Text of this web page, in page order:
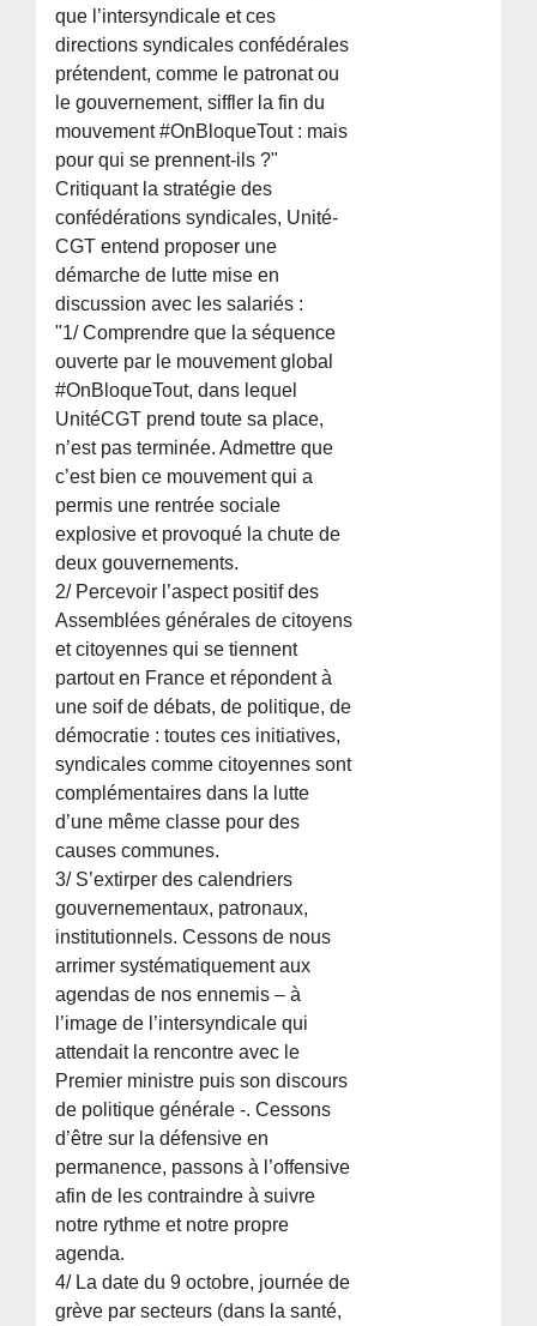
que l’intersyndicale et ces
directions syndicales confédérales
prétendent, comme le patronat ou
le gouvernement, siffler la fin du
mouvement #OnBloqueTout : mais
pour qui se prennent-ils ?"
Critiquant la stratégie des
confédérations syndicales, Unité-
CGT entend proposer une
démarche de lutte mise en
discussion avec les salariés :
"1/ Comprendre que la séquence
ouverte par le mouvement global
#OnBloqueTout, dans lequel
UnitéCGT prend toute sa place,
n’est pas terminée. Admettre que
c’est bien ce mouvement qui a
permis une rentrée sociale
explosive et provoqué la chute de
deux gouvernements.
2/ Percevoir l’aspect positif des
Assemblées générales de citoyens
et citoyennes qui se tiennent
partout en France et répondent à
une soif de débats, de politique, de
démocratie : toutes ces initiatives,
syndicales comme citoyennes sont
complémentaires dans la lutte
d’une même classe pour des
causes communes.
3/ S’extirper des calendriers
gouvernementaux, patronaux,
institutionnels. Cessons de nous
arrimer systématiquement aux
agendas de nos ennemis – à
l’image de l’intersyndicale qui
attendait la rencontre avec le
Premier ministre puis son discours
de politique générale -. Cessons
d’être sur la défensive en
permanence, passons à l’offensive
afin de les contraindre à suivre
notre rythme et notre propre
agenda.
4/ La date du 9 octobre, journée de
grève par secteurs (dans la santé,